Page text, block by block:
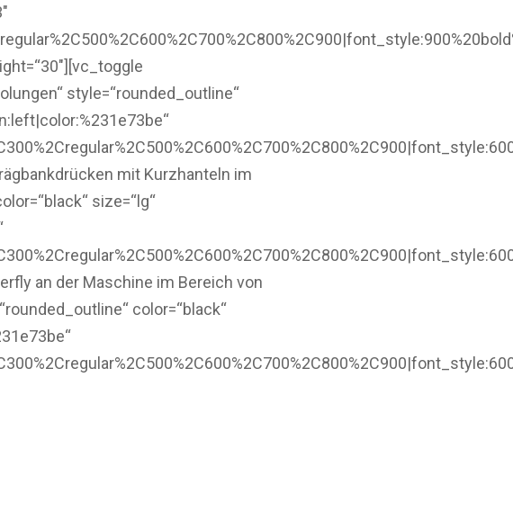
style=“rounded_outline“
mit Kurzhanteln im
size=“lg“
an der Maschine im Bereich von
color=“black“